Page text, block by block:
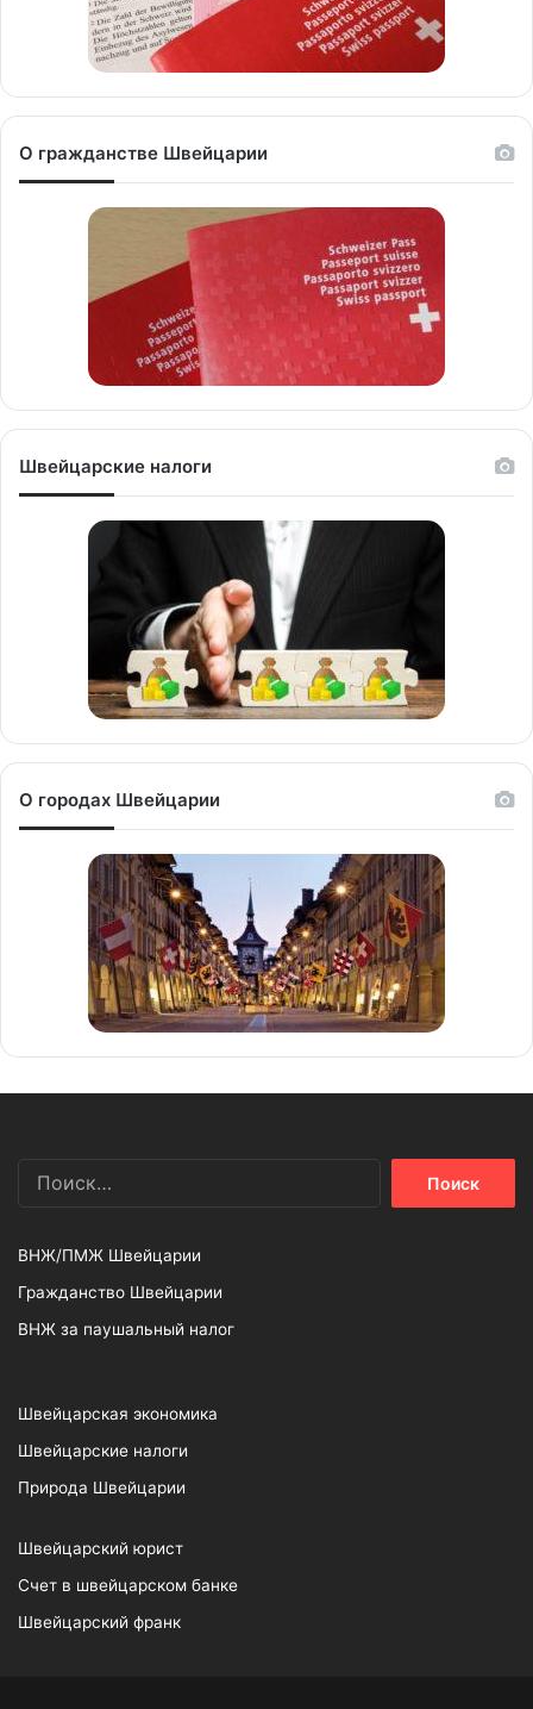
О гражданстве Швейцарии
Швейцарские налоги
О городах Швейцарии
ВНЖ/ПМЖ Швейцарии
Гражданство Швейцарии
ВНЖ за паушальный налог
Швейцарская экономика
Швейцарские налоги
Природа Швейцарии
Швейцарский юрист
Счет в швейцарском банке
Швейцарский франк